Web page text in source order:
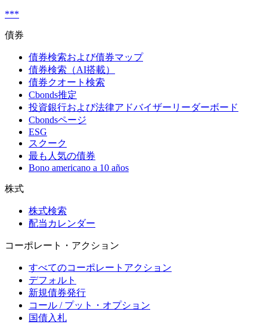
***
債券
債券検索および債券マップ
債券検索（AI搭載）
債券クオート検索
Cbonds推定
投資銀行および法律アドバイザーリーダーボード
Cbondsページ
ESG
スクーク
最も人気の債券
Bono americano a 10 años
株式
株式検索
配当カレンダー
コーポレート・アクション
すべてのコーポレートアクション
デフォルト
新規債券発行
コール / プット・オプション
国債入札